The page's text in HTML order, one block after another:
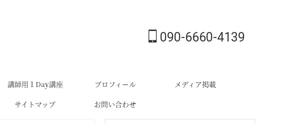
090-6660-4139
講師用１Day講座 プロフィール
メディア掲載
サイトマップ お問い合わせ